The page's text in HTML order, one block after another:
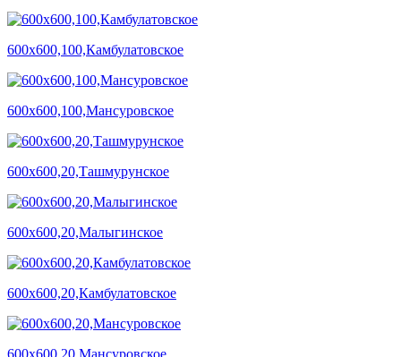
600х600,100,Камбулатовское
600х600,100,Мансуровское
600х600,20,Ташмурунское
600х600,20,Малыгинское
600х600,20,Камбулатовское
600х600,20,Мансуровское